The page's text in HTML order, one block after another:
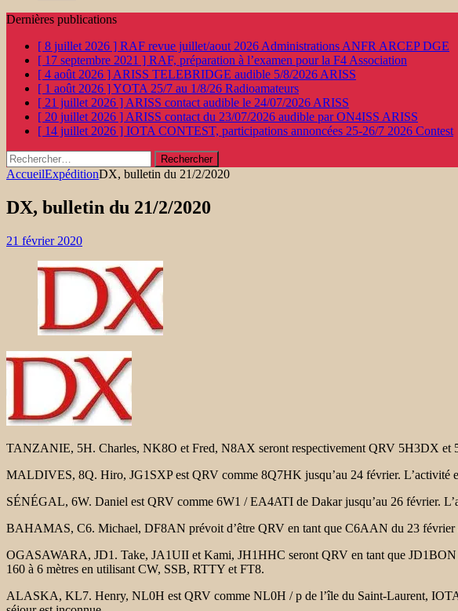
Dernières publications
[ 8 juillet 2026 ] RAF revue juillet/aout 2026 Administrations ANFR ARCEP DGE
[ 17 septembre 2021 ] RAF, préparation à l’examen pour la F4 Association
[ 4 août 2026 ] ARISS TELEBRIDGE audible 5/8/2026 ARISS
[ 1 août 2026 ]YOTA 25/7 au 1/8/26 Radioamateurs
[ 21 juillet 2026 ] ARISS contact audible le 24/07/2026 ARISS
[ 20 juillet 2026 ] ARISS contact du 23/07/2026 audible par ON4ISS ARISS
[ 14 juillet 2026 ] IOTA CONTEST, participations annoncées 25-26/7 2026 Contest
Rechercher :
AccueilExpéditionDX, bulletin du 21/2/2020
DX, bulletin du 21/2/2020
21 février 2020
TANZANIE, 5H. Charles, NK8O et Fred, N8AX seront respectivement QRV 5H3DX et
MALDIVES, 8Q. Hiro, JG1SXP est QRV comme 8Q7HK jusqu’au 24 février. L’activité
SÉNÉGAL, 6W. Daniel est QRV comme 6W1 / EA4ATI de Dakar jusqu’au 26 février.
BAHAMAS, C6. Michael, DF8AN prévoit d’être QRV en tant que C6AAN du 23 février
OGASAWARA, JD1. Take, JA1UII et Kami, JH1HHC seront QRV en tant que JD1BON
160 à 6 mètres en utilisant CW, SSB, RTTY et FT8.
ALASKA, KL7. Henry, NL0H est QRV comme NL0H / p de l’île du Saint-Laurent, IOTA